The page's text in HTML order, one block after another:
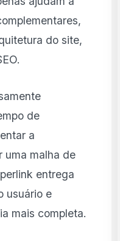
do site,
de
a
uma malha de
entrega
usuário e
mais completa.